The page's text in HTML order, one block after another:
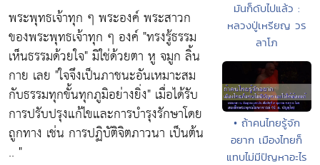
พระพุทธเจ้าทุก ๆ พระองค์ พระสาวก
ของพระพุทธเจ้าทุก ๆ องค์ "ทรงรู้ธรรม
เห็นธรรมด้วยใจ"มิใช่ด้วยตา หู จมูก ลิ้น
กาย เลย "ใจจึงเป็นภาชนะอันเหมาะสม
กับธรรมทุกขั้นทุกภูมิอย่างยิ่ง" เมื่อได้รับ
การปรับปรุงแก้ไขและการบำรุงรักษาโดย
ถูกทาง เช่น การปฏิบัติจิตภาวนา เป็นต้น
.. "
มันก็ดับไปแล้ว :
หลวงปู่เหรียญ วร
ลาโภ
• ถ้าคนไทยรู้จัก
อยาก เมืองไทยก็
แทบไม่มีปัญหาอะไร